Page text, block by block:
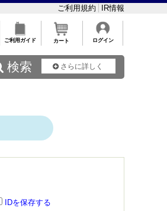
ご利用規約 IR情報
ご利用ガイド カート ログイン
検索 さらに詳しく
IDを保存する